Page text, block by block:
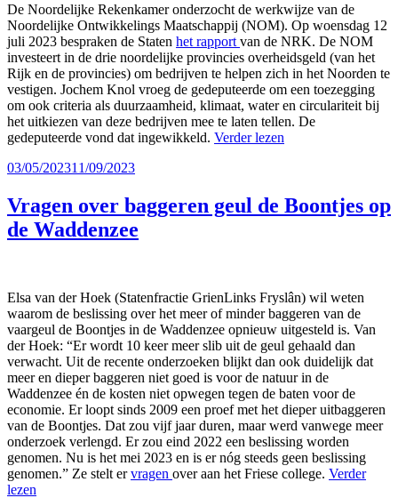
De Noordelijke Rekenkamer onderzocht de werkwijze van de
Noordelijke Ontwikkelings Maatschappij (NOM). Op woensdag 12
juli 2023 bespraken de Staten het rapport van de NRK. De NOM
investeert in de drie noordelijke provincies overheidsgeld (van het
Rijk en de provincies) om bedrijven te helpen zich in het Noorden te
vestigen. Jochem Knol vroeg de gedeputeerde om een toezegging
om ook criteria als duurzaamheid, klimaat, water en circulariteit bij
het uitkiezen van deze bedrijven mee te laten tellen. De
gedeputeerde vond dat ingewikkeld. Verder lezen
Geplaatst
03/05/202311/09/2023
Vragen over baggeren geul de Boontjes op
de Waddenzee
Elsa van der Hoek (Statenfractie GrienLinks Fryslân) wil weten
waarom de beslissing over het meer of minder baggeren van de
vaargeul de Boontjes in de Waddenzee opnieuw uitgesteld is. Van
der Hoek: “Er wordt 10 keer meer slib uit de geul gehaald dan
verwacht. Uit de recente onderzoeken blijkt dan ook duidelijk dat
meer en dieper baggeren niet goed is voor de natuur in de
Waddenzee én de kosten niet opwegen tegen de baten voor de
economie. Er loopt sinds 2009 een proef met het dieper uitbaggeren
van de Boontjes. Dat zou vijf jaar duren, maar werd vanwege meer
onderzoek verlengd. Er zou eind 2022 een beslissing worden
genomen. Nu is het mei 2023 en is er nóg steeds geen beslissing
genomen.” Ze stelt ervragen over aan het Friese college. Verder
lezen